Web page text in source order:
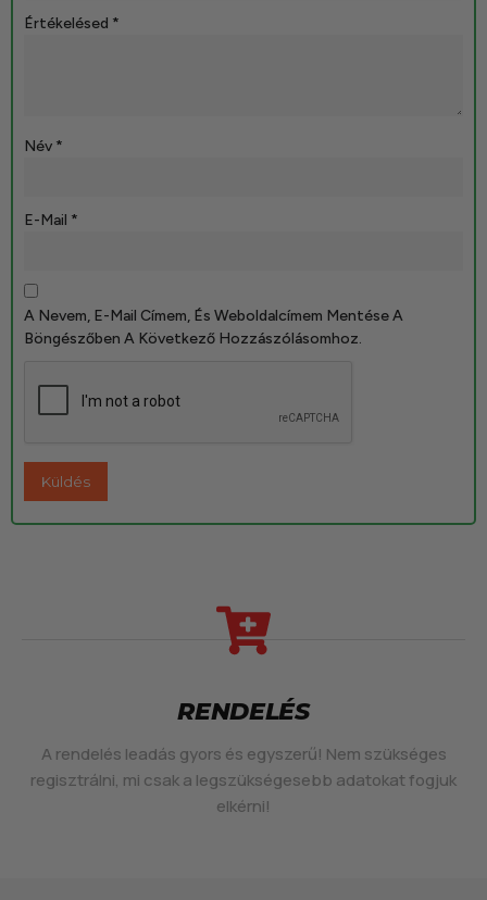
Értékelésed *
Név *
E-Mail *
A Nevem, E-Mail Címem, És Weboldalcímem Mentése A
Böngészőben A Következő Hozzászólásomhoz.
RENDELÉS
A rendelés leadás gyors és egyszerű! Nem szükséges
regisztrálni, mi csak a legszükségesebb adatokat fogjuk
elkérni!